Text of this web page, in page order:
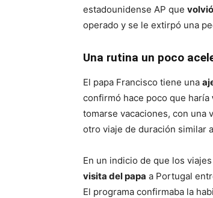
estadounidense AP que
operado y se le extirpó una
Una rutina un poco
El papa Francisco tiene una
confirmó hace poco que haría
tomarse vacaciones, con una
otro viaje de duración similar
En un indicio de que los
visita del papa a Portugal
El programa confirmaba la